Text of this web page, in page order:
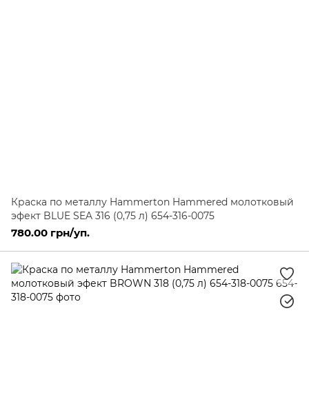
Краска по металлу Hammerton Hammered молотковый
эфект BLUE SEA 316 (0,75 л) 654-316-0075
780.00 грн/уп.